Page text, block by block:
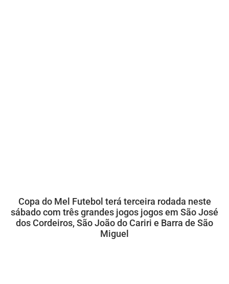
Copa do Mel Futebol terá terceira rodada neste
sábado com três grandes jogos jogos em São José
dos Cordeiros, São João do Cariri e Barra de São
Miguel